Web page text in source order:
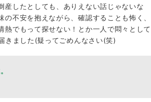
産したとしても、ありえない話じゃないな
不安を抱えながら、確認することも怖く、
熱でもって探せない！とか一人で悶々として
きました(疑ってごめんなさい(笑)